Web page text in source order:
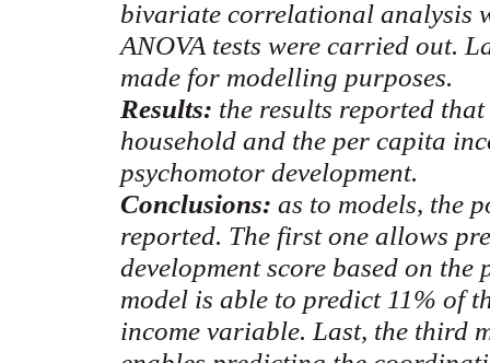
bivariate correlational analysis
ANOVA tests were carried out.
made for modelling purposes.
Results: the results reported
household and the per capita
psychomotor development.
Conclusions: as to models, the
reported. The first one allows
development score based on
model is able to predict 11% of
income variable. Last, the third